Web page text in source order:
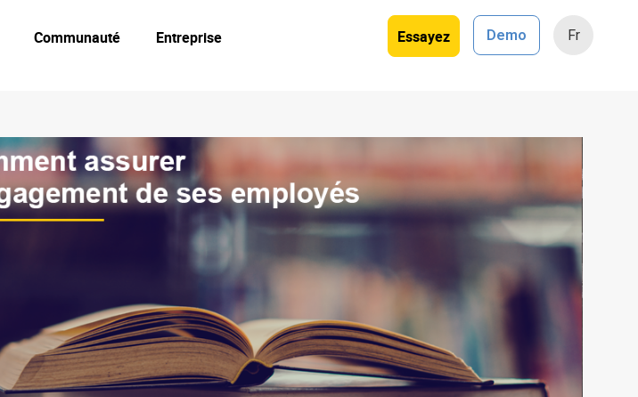
Essayez Demo Fr
Communauté Entreprise